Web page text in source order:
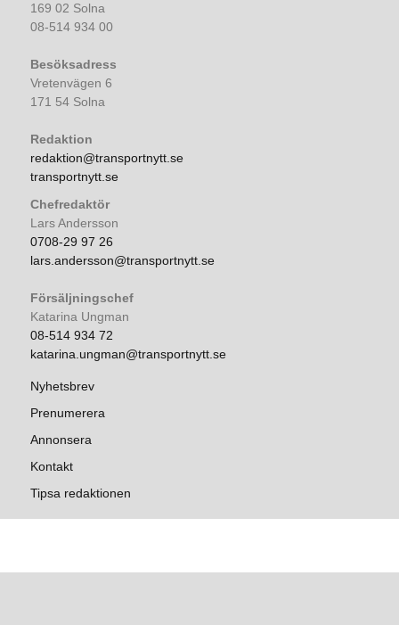
169 02 Solna
08-514 934 00
Besöksadress
Vretenvägen 6
171 54 Solna
Redaktion
redaktion@transportnytt.se
transportnytt.se
Chefredaktör
Lars Andersson
0708-29 97 26
lars.andersson@transportnytt.se
Försäljningschef
Katarina Ungman
08-514 934 72
katarina.ungman@transportnytt.se
Nyhetsbrev
Prenumerera
Annonsera
Kontakt
Tipsa redaktionen